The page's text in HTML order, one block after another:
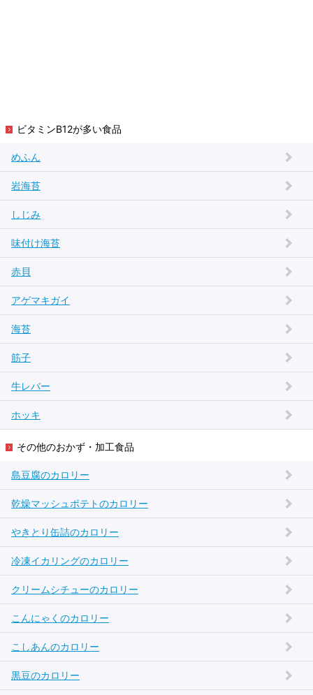
ビタミンB12が多い食品
めふん
岩海苔
しじみ
味付け海苔
赤貝
アゲマキガイ
海苔
筋子
牛レバー
ホッキ
その他のおかず・加工食品
島豆腐のカロリー
乾燥マッシュポテトのカロリー
やきとり缶詰のカロリー
冷凍イカリングのカロリー
クリームシチューのカロリー
こんにゃくのカロリー
こしあんのカロリー
黒豆のカロリー